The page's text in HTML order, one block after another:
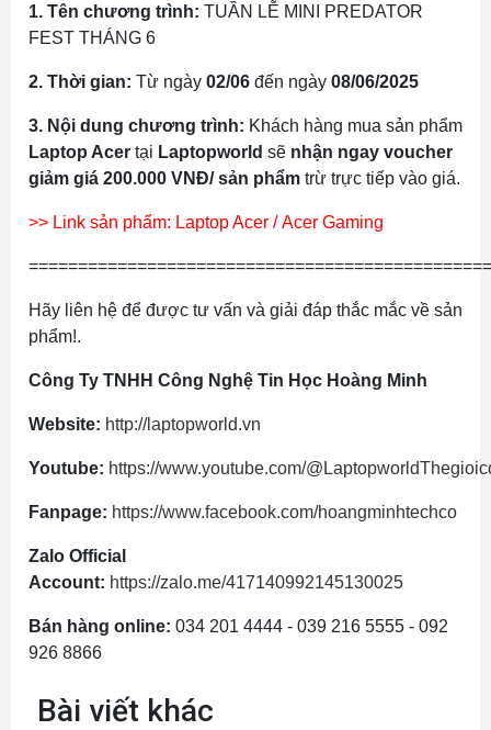
1. Tên chương trình: TUẦN LỄ MINI PREDATOR
FEST THÁNG 6
2. Thời gian: Từ ngày 02/06 đến ngày 08/06/2025
3. Nội dung chương trình: Khách hàng mua sản phẩm
Laptop Acer tại Laptopworld sẽ nhận ngay voucher
giảm giá 200.000 VNĐ/ sản phẩm trừ trực tiếp vào giá.
>> Link sản phẩm: Laptop Acer /Acer Gaming
Hãy liên hệ để được tư vấn và giải đáp thắc mắc về sản
phẩm!.
Công Ty TNHH Công Nghệ Tin Học Hoàng Minh
Website: http://laptopworld.vn
Youtube: https://www.youtube.com/
Fanpage: https://www.facebook.com/hoangminhtechco
Zalo Official
Account: https://zalo.me/417140992145130025
Bán hàng online: 034 201 4444 - 039 216 5555 - 092
926 8866
Bài viết khác